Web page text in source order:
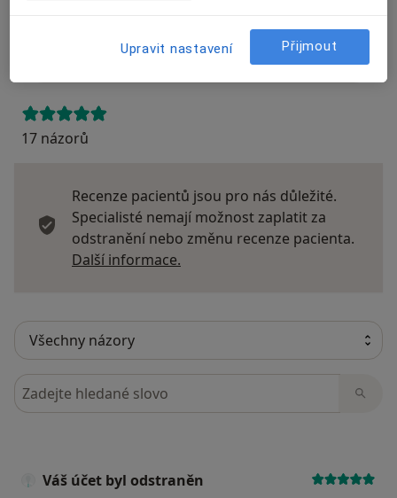
Přidejte svůj názor
17 názorů
Recenze pacientů jsou pro nás důležité.
Specialisté nemají možnost zaplatit za
odstranění nebo změnu recenze pacienta.
Další informace.
Hledejte v názorech
Váš účet byl odstraněn
Upravit nastavení Přijmout